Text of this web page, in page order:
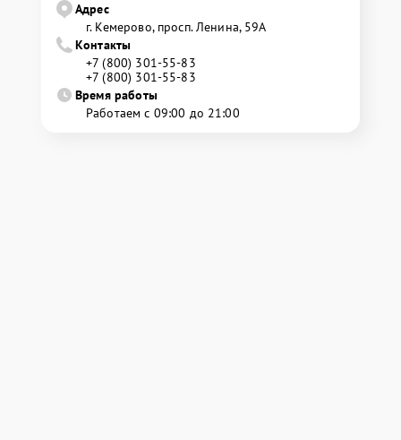
Адрес
г. Кемерово, просп. Ленина, 59А
Контакты
+7 (800) 301-55-83
+7 (800) 301-55-83
Время работы
Работаем с 09:00 до 21:00